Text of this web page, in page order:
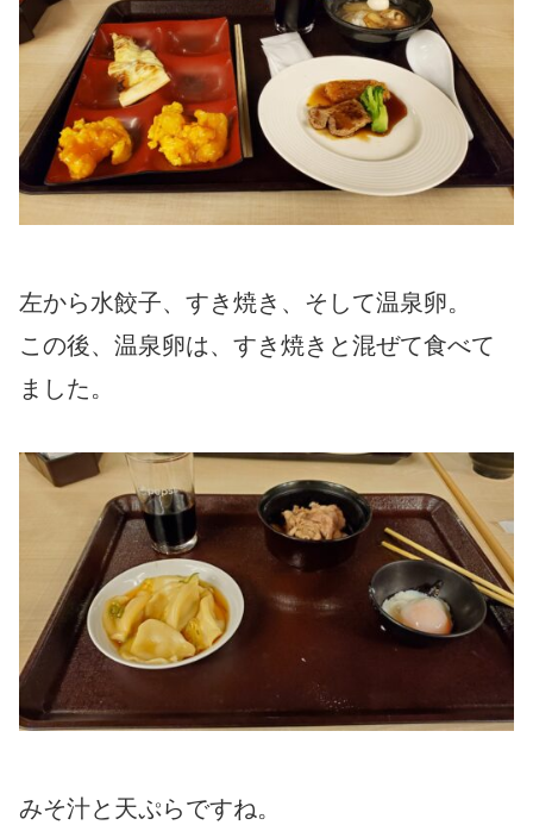
左から水餃子、すき焼き、そして温泉卵。
この後、温泉卵は、すき焼きと混ぜて食べて
ました。
みそ汁と天ぷらですね。